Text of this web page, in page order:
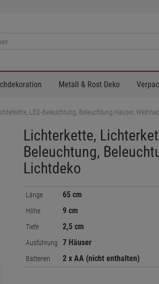
Metall & Rost Deko
LED-Beleuchtung, Beleuchtung Häuser,
Lichterkette,
Beleuchtung,
Lichtdeko
Länge 65 cm
Höhe 9 cm
Tiefe 2,5 cm
Ausführung 7 Häuser
Batterien 2 x AA (nicht enthalten)